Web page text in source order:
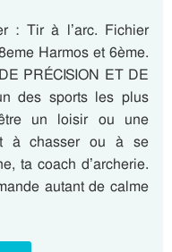
: Tir à l’arc. Fichier
Harmos et 6ème.
PRÉCISION ET DE
des sports les plus
un loisir ou une
à chasser ou à se
ta coach d’archerie.
autant de calme